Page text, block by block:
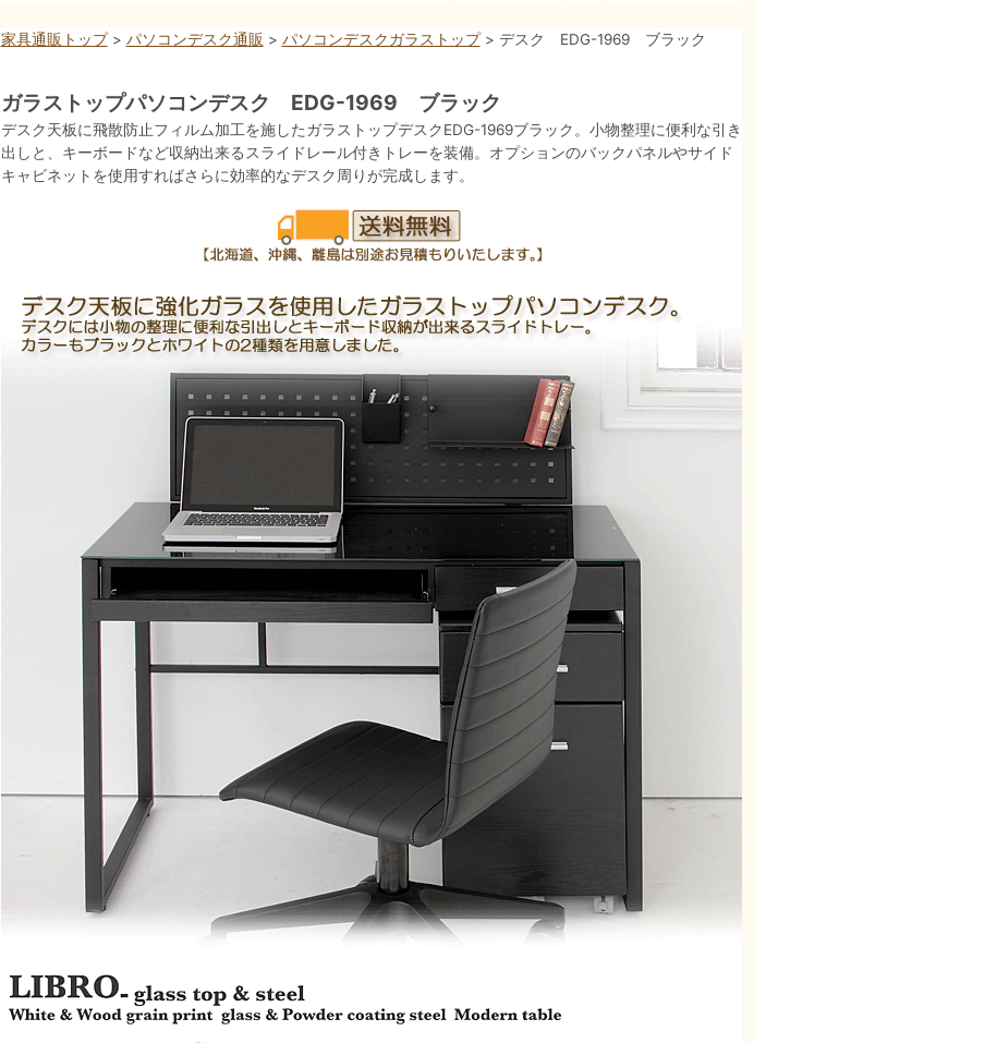
家具通販トップ> パソコンデスク通販 > パソコンデスクガラストップ> デスク EDG-1969 ブラック
ガラストップパソコンデスク EDG-1969 ブラック
デスク天板に飛散防止フィルム加工を施したガラストップデスクEDG-1969ブラック。小物整理に便利な引き
出しと、キーボードなど収納出来るスライドレール付きトレーを装備。オプションのバックパネルやサイド
キャビネットを使用すればさらに効率的なデスク周りが完成します。